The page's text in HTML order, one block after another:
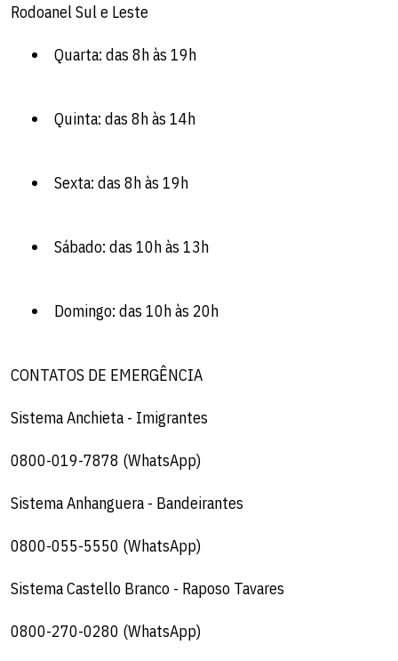
Rodoanel Sul e Leste
Quarta: das 8h às 19h
Quinta: das 8h às 14h
Sexta: das 8h às 19h
Sábado: das 10h às 13h
Domingo: das 10h às 20h
CONTATOS DE EMERGÊNCIA
Sistema Anchieta - Imigrantes
0800-019-7878 (WhatsApp)
Sistema Anhanguera - Bandeirantes
0800-055-5550 (WhatsApp)
Sistema Castello Branco - Raposo Tavares
0800-270-0280 (WhatsApp)